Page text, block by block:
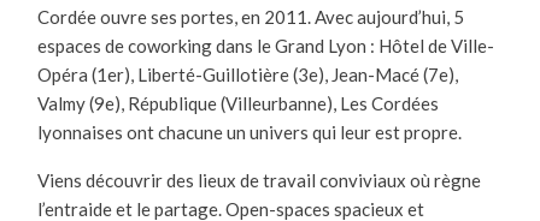
Cordée ouvre ses portes, en 2011. Avec aujourd’hui, 5
espaces de coworking dans le Grand Lyon : Hôtel de Ville-
Opéra (1er), Liberté-Guillotière (3e), Jean-Macé (7e),
Valmy (9e), République (Villeurbanne), Les Cordées
lyonnaises ont chacune un univers qui leur est propre.
Viens découvrir des lieux de travail conviviaux où règne
l’entraide et le partage. Open-spaces spacieux et